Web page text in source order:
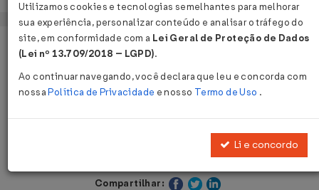
Página Inicial Legislações
Decreto nº 25.025 de 15/12/2008
Publicado no DOE - MA em 17 dez 2008
Compartilhar:
Utilizamos cookies e tecnologias semelhantes para melhorar
sua experiência, personalizar conteúdo e analisar o tráfego do
site, em conformidade com a Lei Geral de Proteção de Dados
(Lei nº 13.709/2018 – LGPD).
Ao continuar navegando, você declara que leu e concorda com
nossaPolítica de Privacidade e nosso Termo de Uso .
Li e concordo